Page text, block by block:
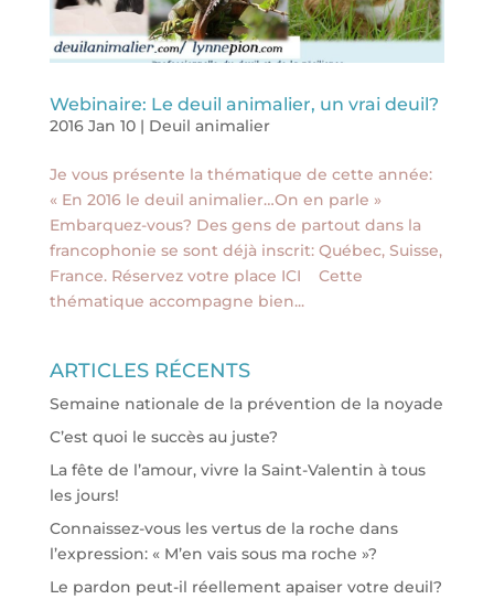
Webinaire: Le deuil animalier, un vrai deuil?
2016 Jan 10| Deuil animalier
Je vous présente la thématique de cette année:
« En 2016 le deuil animalier…On en parle »
Embarquez-vous? Des gens de partout dans la
francophonie se sont déjà inscrit: Québec, Suisse,
France. Réservez votre place ICI Cette
thématique accompagne bien...
ARTICLES RÉCENTS
Semaine nationale de la prévention de la noyade
C’est quoi le succès au juste?
La fête de l’amour, vivre la Saint-Valentin à tous
les jours!
Connaissez-vous les vertus de la roche dans
l’expression: « M’en vais sous ma roche »?
Le pardon peut-il réellement apaiser votre deuil?